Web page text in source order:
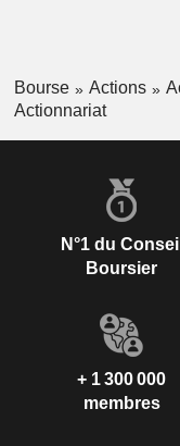
Bourse Actions
Actionnariat
N°1 du Conseil
Boursier
+ 1 300 000
membres